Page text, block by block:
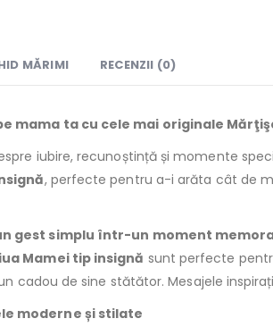
MĂRIMI RECENZII (0)
mama ta cu cele mai originale
iubire, recunoștință și momente
, perfecte pentru a-i arăta cât de
gest simplu într-un moment
Mamei tip insignă sunt perfecte
cadou de sine stătător. Mesajele
moderne și stilate